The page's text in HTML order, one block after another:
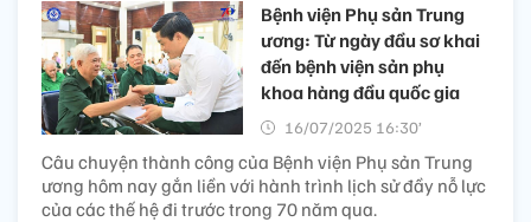
Bệnh viện Phụ sản Trung
ương: Từ ngày đầu sơ khai
đến bệnh viện sản phụ
khoa hàng đầu quốc gia
16/07/2025 16:30’
Câu chuyện thành công của Bệnh viện Phụ sản Trung
ương hôm nay gắn liền với hành trình lịch sử đầy nỗ lực
của các thế hệ đi trước trong 70 năm qua.